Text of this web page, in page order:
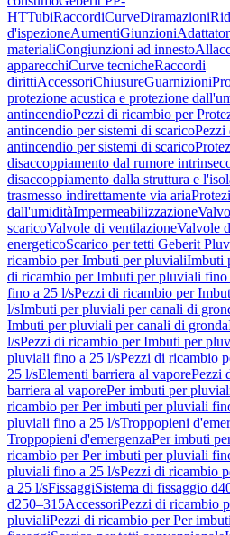
HTTubiRaccordiCurveDiramazioni
d'ispezioneAumentiGiunzioni
materialiCongiunzioni ad innesto
apparecchiCurve tecnicheRaccordi
dirittiAccessoriChiusureGuarnizioni
protezione acustica e protezione
antincendioPezzi di ricambio per
antincendio per sistemi di scaricoPezzi
antincendio per sistemi di scarico
disaccoppiamento dal rumore
disaccoppiamento dalla struttura e
trasmesso indirettamente via aria
dall'umiditàImpermeabilizzazione
scaricoValvole di ventilazioneValvole
energeticoScarico per tetti Geberit
ricambio per Imbuti per pluvialiImbuti
di ricambio per Imbuti per pluviali fino
fino a 25 l/sPezzi di ricambio per
l/sImbuti per pluviali per canali di
Imbuti per pluviali per canali di gronda
l/sPezzi di ricambio per Imbuti per
pluviali fino a 25 l/sPezzi di ricambio
25 l/sElementi barriera al vaporePezzi
barriera al vaporePer imbuti per
ricambio per Per imbuti per pluviali
pluviali fino a 25 l/sTroppopieni
Troppopieni d'emergenzaPer imbuti
ricambio per Per imbuti per pluviali
pluviali fino a 25 l/sPezzi di ricambio
a 25 l/sFissaggiSistema di fissaggio
d250–315AccessoriPezzi di ricambio
pluvialiPezzi di ricambio per Per